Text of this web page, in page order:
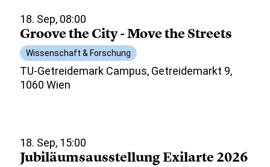
18. Sep, 08:00
Groove the City - Move the Streets
Wissenschaft & Forschung
TU-Getreidemark Campus, Getreidemarkt 9,
1060 Wien
18. Sep, 15:00
Jubiläumsausstellung Exilarte 2026